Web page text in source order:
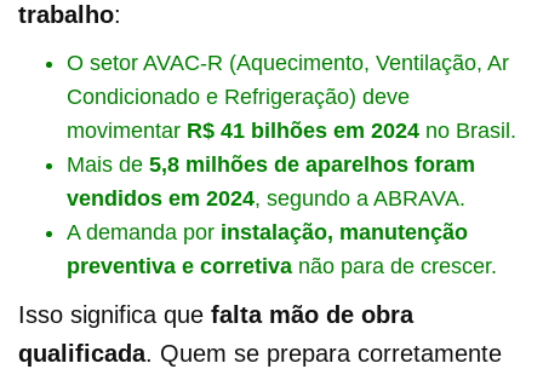
trabalho:
O setor AVAC-R (Aquecimento, Ventilação, Ar
Condicionado e Refrigeração) deve
movimentar R$ 41 bilhões em 2024 no Brasil.
Mais de 5,8 milhões de aparelhos foram
vendidos em 2024, segundo a ABRAVA.
A demanda por instalação, manutenção
preventiva e corretiva não para de crescer.
Isso significa que falta mão de obra
qualificada. Quem se prepara corretamente